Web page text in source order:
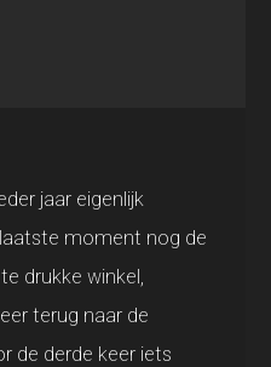
jaar eigenlijk
moment nog de
drukke winkel,
terug naar de
de derde keer iets